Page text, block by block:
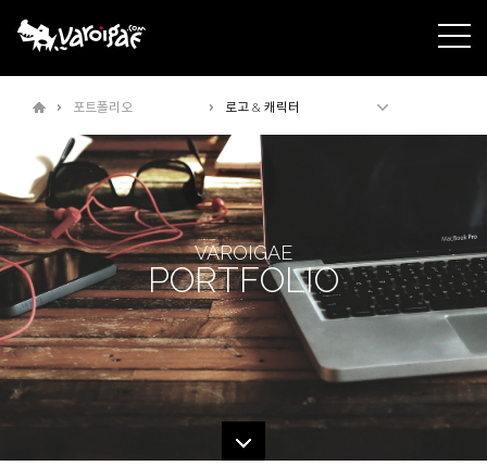
포트폴리오 로고 & 캐릭터
VAROIGAE
PORTFOLIO